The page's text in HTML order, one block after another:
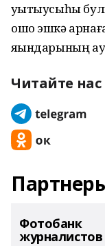
уҡытыусыһы
ошо эшкә
яҡындарының
Читайте нас
Фотобанк